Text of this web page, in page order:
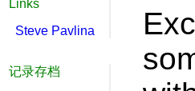
Links
Steve Pavlina
记录存档